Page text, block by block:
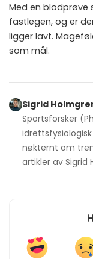
Med en blodprøve
fastlegen, og er
ligger lavt.
som mål.
Sigrid
Sportsforsker
nøkternt om
artikler avSigrid